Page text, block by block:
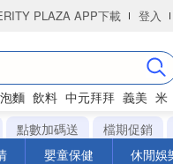
PLAZA APP下載 登入
泡麵 飲料 中元拜拜 義美 米
點數加碼送 檔期促銷
嬰童保健 休閒娛